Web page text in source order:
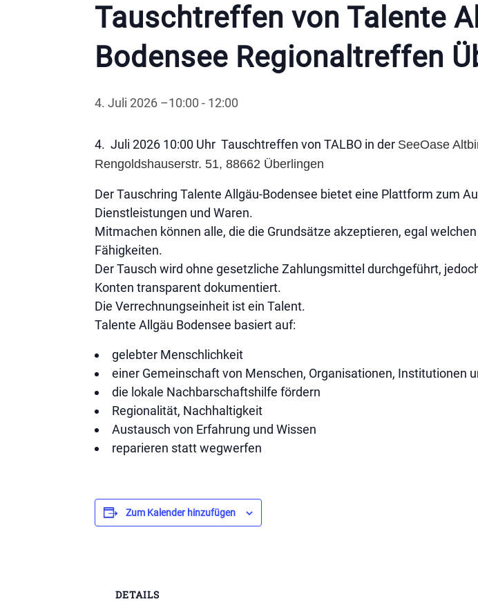
Tauschtreffen von Talente
Bodensee Regionaltreffen
4. Juli 2026 –10:00 - 12:00
4. Juli 2026 10:00 Uhr Tauschtreffen von TALBO in der SeeOase
Rengoldshauserstr. 51, 88662 Überlingen
Der Tauschring Talente Allgäu-Bodensee bietet eine Plattform zum
Dienstleistungen und Waren.
Mitmachen können alle, die die Grundsätze akzeptieren, egal
Fähigkeiten.
Der Tausch wird ohne gesetzliche Zahlungsmittel durchgeführt,
Konten transparent dokumentiert.
Die Verrechnungseinheit ist ein Talent.
Talente Allgäu Bodensee basiert auf:
gelebter Menschlichkeit
einer Gemeinschaft von Menschen, Organisationen, Institutionen
die lokale Nachbarschaftshilfe fördern
Regionalität, Nachhaltigkeit
Austausch von Erfahrung und Wissen
reparieren statt wegwerfen
Zum Kalender hinzufügen
DETAILS